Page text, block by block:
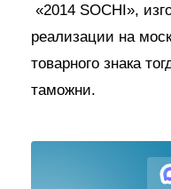
«2014 SOCHI»,
реализации на
товарного знака
таможни.